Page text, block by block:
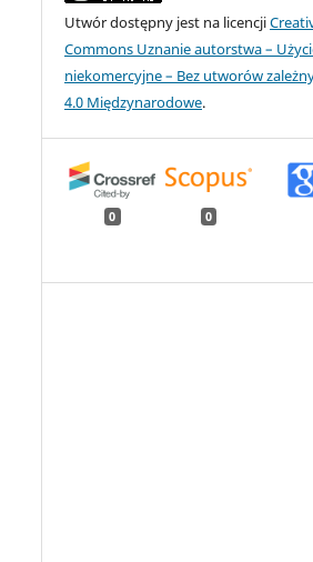
Utwór dostępny jest na licencji
Commons Uznanie autorstwa –
niekomercyjne – Bez utworów
4.0 Międzynarodowe.
0 0